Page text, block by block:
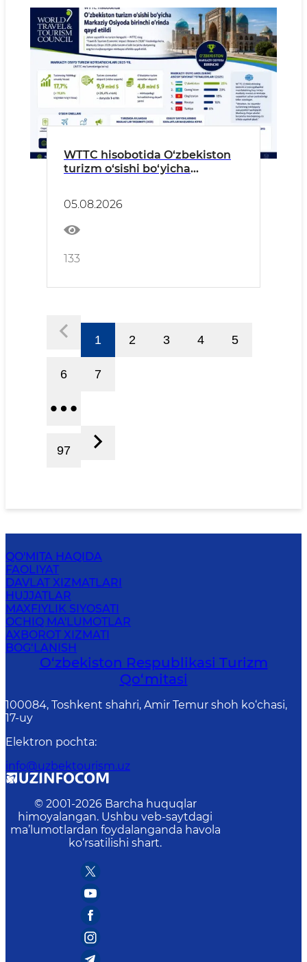
WTTC hisobotida O‘zbekiston
turizm o‘sishi bo‘yicha
05.08.2026
133
1 2 3 4 5
6 7
97
QO'MITA HAQIDA
FAOLIYAT
DAVLAT XIZMATLARI
HUJJATLAR
MAXFIYLIK SIYOSATI
OCHIQ MA'LUMOTLAR
AXBOROT XIZMATI
BOG‘LANISH
O‘zbekiston Respublikasi Turizm
Qo‘mitasi
100084, Toshkent shahri, Amir Temur shoh ko‘chasi,
17-uy
Elektron pochta:
info@uzbektourism.uz
© 2001-2026 Barcha huquqlar
himoyalangan. Ushbu veb-saytdagi
ma’lumotlardan foydalanganda havola
ko‘rsatilishi shart.